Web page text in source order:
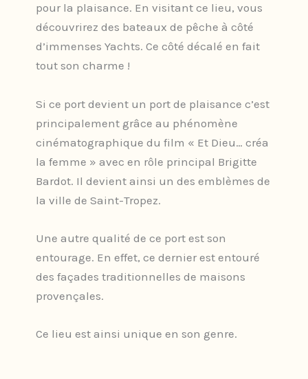
pour la plaisance. En visitant ce lieu, vous
découvrirez des bateaux de pêche à côté
d’immenses Yachts. Ce côté décalé en fait
tout son charme !
Si ce port devient un port de plaisance c’est
principalement grâce au phénomène
cinématographique du film « Et Dieu… créa
la femme » avec en rôle principal Brigitte
Bardot. Il devient ainsi un des emblèmes de
la ville de Saint-Tropez.
Une autre qualité de ce port est son
entourage. En effet, ce dernier est entouré
des façades traditionnelles de maisons
provençales.
Ce lieu est ainsi unique en son genre.